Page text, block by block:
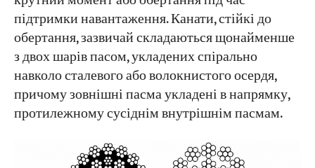
підтримки навантаження. Канати, стійкі до
обертання, зазвичай складаються щонайменше
з двох шарів пасом, укладених спірально
навколо сталевого або волокнистого осердя,
причому зовнішні пасма укладені в напрямку,
протилежному сусіднім внутрішнім пасмам.